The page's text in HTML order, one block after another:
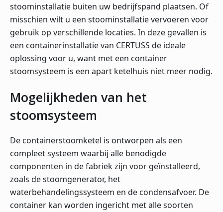
stoominstallatie buiten uw bedrijfspand plaatsen. Of
misschien wilt u een stoominstallatie vervoeren voor
gebruik op verschillende locaties. In deze gevallen is
een containerinstallatie van CERTUSS de ideale
oplossing voor u, want met een container
stoomsysteem is een apart ketelhuis niet meer nodig.
Mogelijkheden van het
stoomsysteem
De containerstoomketel is ontworpen als een
compleet systeem waarbij alle benodigde
componenten in de fabriek zijn voor geïnstalleerd,
zoals de stoomgenerator, het
waterbehandelingssysteem en de condensafvoer. De
container kan worden ingericht met alle soorten